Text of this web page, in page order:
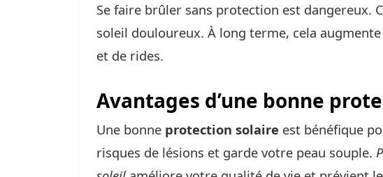
Se faire brûler sans protection est dangereux.
soleil douloureux. À long terme, cela
et de rides.
Avantages d’une bonne
Une bonne protection solaire est bénéfique
risques de lésions et garde votre peau souple.